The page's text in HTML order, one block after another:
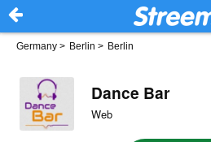
Germany > Berlin > Berlin
Dance Bar
Web